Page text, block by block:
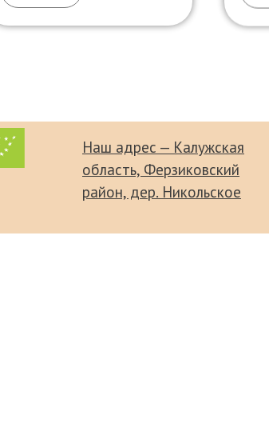
Наш адрес — Калужская
область, Ферзиковский
район, дер. Никольское